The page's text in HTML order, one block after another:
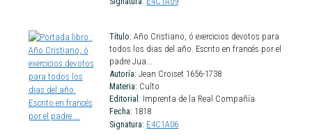
Título: Año Cristiano, ó exercicios devotos para
todos los dias del año. Escrito en francés por el
padre Jua...
Autoría: Jean Croiset 1656-1738
Materia: Culto
Editorial: Imprenta de la Real Compañía
Fecha: 1818
Signatura: E4C1A06